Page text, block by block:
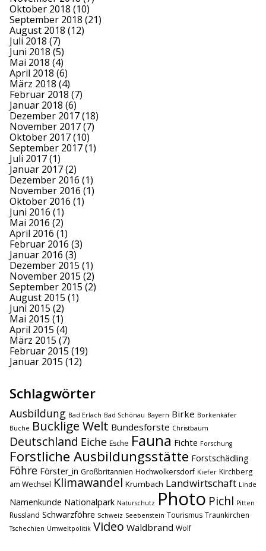
Oktober 2018 (10)
September 2018 (21)
August 2018 (12)
Juli 2018 (7)
Juni 2018 (5)
Mai 2018 (4)
April 2018 (6)
März 2018 (4)
Februar 2018 (7)
Januar 2018 (6)
Dezember 2017(18)
November 2017(7)
Oktober 2017(10)
September 2017(1)
Juli 2017(1)
Januar 2017(2)
Dezember 2016 (1)
November 2016 (1)
Oktober 2016 (1)
Juni 2016 (1)
Mai 2016 (2)
April 2016 (1)
Februar 2016 (3)
Januar 2016 (3)
Dezember 2015 (1)
November 2015 (2)
September 2015 (2)
August 2015 (1)
Juni 2015 (2)
Mai 2015 (1)
April 2015 (4)
März 2015 (7)
Februar 2015 (19)
Januar 2015 (12)
Schlagwörter
Ausbildung Bad Erlach Bad Schönau Bayern Birke Borkenkäfer
Buche Bucklige Welt Bundesforste Christbaum
Deutschland Eiche Esche Fauna Fichte Forschung
Forstliche Ausbildungsstätte Forstschädling
Föhre Förster_in Großbritannien Hochwolkersdorf Kiefer Kirchberg
am Wechsel Klimawandel Krumbach Landwirtschaft Linde
Namenkunde Nationalpark Naturschutz Photo Pichl Pitten
Russland Schwarzföhre Schweiz Seebenstein Tourismus Traunkirchen
Tschechien Umweltpolitik Video Waldbrand Wolf